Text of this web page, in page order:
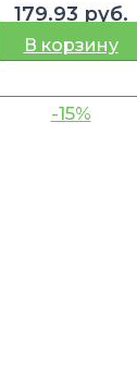
179.93 руб.
В корзину
-15%